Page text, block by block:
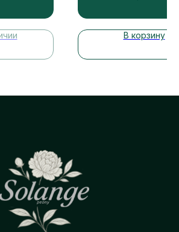
В корзину